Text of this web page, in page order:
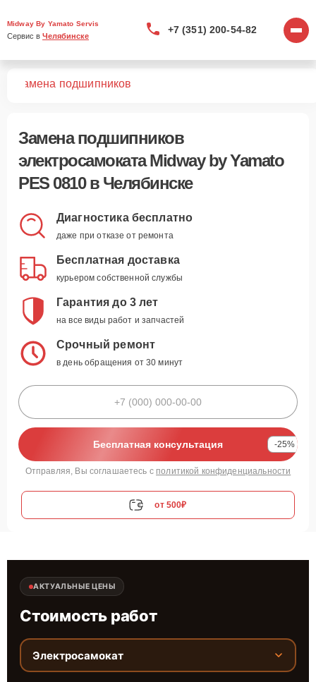
Midway By Yamato Servis
Сервис в Челябинске
+7 (351) 200-54-82
Замена подшипников
Замена подшипников
электросамоката Midway by Yamato
PES 0810 в Челябинске
Диагностика бесплатно
даже при отказе от ремонта
Бесплатная доставка
курьером собственной службы
Гарантия до 3 лет
на все виды работ и запчастей
Срочный ремонт
в день обращения от 30 минут
Бесплатная консультация -25%
Отправляя, Вы соглашаетесь с политикой конфиденциальности
от 500₽
АКТУАЛЬНЫЕ ЦЕНЫ
Стоимость работ
Электросамокат